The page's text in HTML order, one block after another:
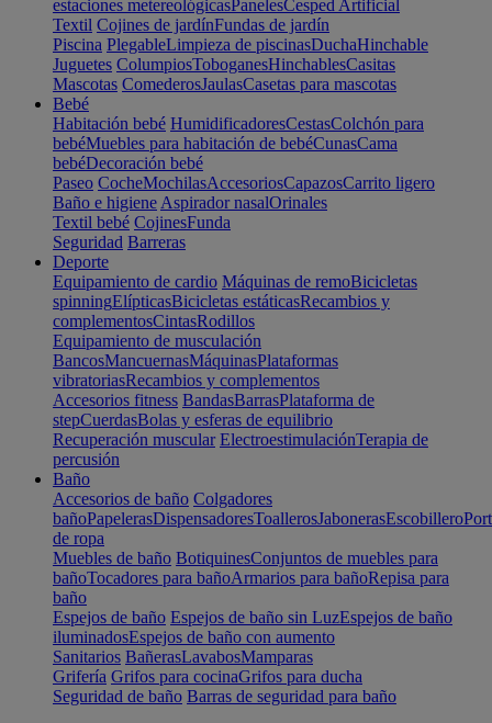
estaciones metereológicasPanelesCesped Artificial
Textil Cojines de jardínFundas de jardín
Piscina PlegableLimpieza de piscinasDuchaHinchable
Juguetes ColumpiosToboganesHinchablesCasitas
Mascotas ComederosJaulasCasetas para mascotas
Bebé
Habitación bebé HumidificadoresCestasColchón para
bebéMuebles para habitación de bebéCunasCama
bebéDecoración bebé
Paseo CocheMochilasAccesoriosCapazosCarrito ligero
Baño e higiene Aspirador nasalOrinales
Textil bebé CojinesFunda
Seguridad Barreras
Deporte
Equipamiento de cardio Máquinas de remoBicicletas
spinningElípticasBicicletas estáticasRecambios y
complementosCintasRodillos
Equipamiento de musculación
BancosMancuernasMáquinasPlataformas
vibratoriasRecambios y complementos
Accesorios fitness BandasBarrasPlataforma de
stepCuerdasBolas y esferas de equilibrio
Recuperación muscular ElectroestimulaciónTerapia de
percusión
Baño
Accesorios de baño Colgadores
bañoPapelerasDispensadoresToallerosJabonerasEscobillero
de ropa
Muebles de baño BotiquinesConjuntos de muebles para
bañoTocadores para bañoArmarios para bañoRepisa para
baño
Espejos de baño Espejos de baño sin LuzEspejos de baño
iluminadosEspejos de baño con aumento
Sanitarios BañerasLavabosMamparas
Grifería Grifos para cocinaGrifos para ducha
Seguridad de baño Barras de seguridad para baño